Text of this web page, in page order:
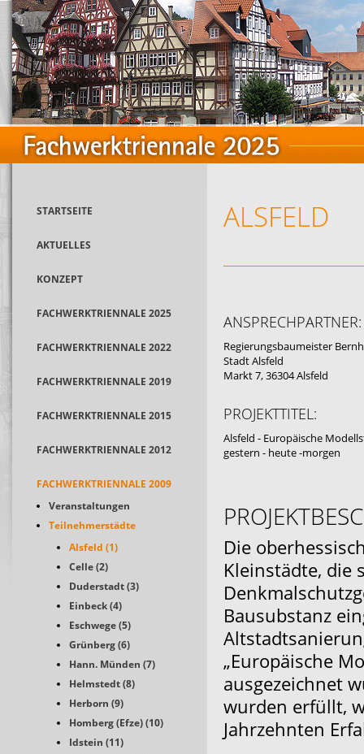
STARTSEITE
AKTUELLES
KONZEPT
FACHWERKTRIENNALE 2025
FACHWERKTRIENNALE 2022
FACHWERKTRIENNALE 2019
FACHWERKTRIENNALE 2015
FACHWERKTRIENNALE 2012
FACHWERKTRIENNALE 2009
Veranstaltungen
Teilnehmerstädte
Alsfeld (1)
Celle (2)
Duderstadt (3)
Einbeck (4)
Eschwege (5)
Grünberg (6)
Hann. Münden (7)
Helmstedt (8)
Herborn (9)
Homberg (Efze) (10)
Idstein (11)
ALSFELD
ANSPRECHPARTNER:
Regierungsbaumeister
Stadt Alsfeld
Markt 7, 36304 Alsfeld
PROJEKTTITEL:
Alsfeld - Europäische
gestern - heute -morgen
Die
Kleinstädte, die
Bausubstanz
„Europäische
ausgezeichnet
wurden erfüllt,
Jahrzehnten